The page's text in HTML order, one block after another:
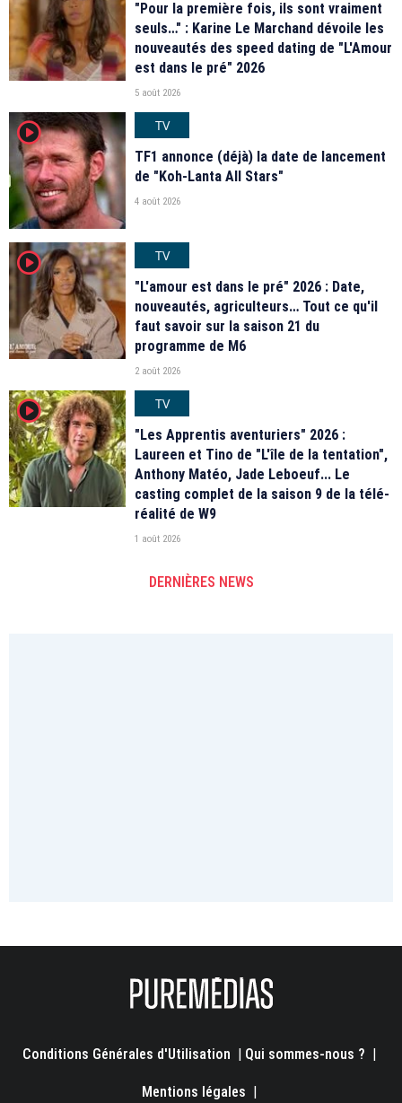
"Pour la première fois, ils sont vraiment
seuls…" : Karine Le Marchand dévoile les
nouveautés des speed dating de "L'Amour
est dans le pré" 2026
5 août 2026
player2
TV
TF1 annonce (déjà) la date de lancement
de "Koh-Lanta All Stars"
4 août 2026
player2
TV
"L'amour est dans le pré" 2026 : Date,
nouveautés, agriculteurs… Tout ce qu'il
faut savoir sur la saison 21 du
programme de M6
2 août 2026
player2
TV
"Les Apprentis aventuriers" 2026 :
Laureen et Tino de "L'île de la tentation",
Anthony Matéo, Jade Leboeuf... Le
casting complet de la saison 9 de la télé-
réalité de W9
1 août 2026
DERNIÈRES NEWS
Conditions Générales d'Utilisation | Qui sommes-nous ? |
Mentions légales |